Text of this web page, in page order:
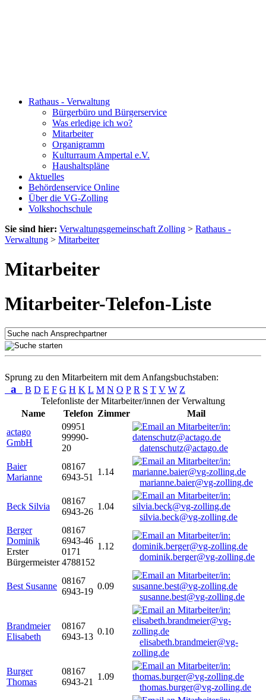
Rathaus - Verwaltung
Bürgerbüro und Bürgerservice
Was erledige ich wo?
Mitarbeiter
Organigramm
Kulturraum Ampertal e.V.
Haushaltspläne
Aktuelles
Behördenservice Online
Über die VG-Zolling
Volkshochschule
Sie sind hier: Verwaltungsgemeinschaft Zolling > Rathaus -
Verwaltung > Mitarbeiter
Mitarbeiter
Mitarbeiter-Telefon-Liste
Sprung zu den Mitarbeitern mit dem Anfangsbuchstaben:
a B D E F G H K L M N O P R S T V W Z
Telefonliste der Mitarbeiter/innen der Verwaltung
Name
Telefon Zimmer
Mail
actago
GmbH
09951
99990-
20
datenschutz@actago.de
Baier
Marianne
08167
6943-51
1.14
marianne.baier@vg-zolling.de
Beck Silvia
08167
6943-26
1.04
silvia.beck@vg-zolling.de
Berger
Dominik
Erster
Bürgermeister
08167
6943-46
0171
4788152
1.12
dominik.berger@vg-zolling.de
Best Susanne
08167
6943-19
0.09
susanne.best@vg-zolling.de
Brandmeier
Elisabeth
08167
6943-13
0.10
elisabeth.brandmeier@vg-
zolling.de
Burger
Thomas
08167
6943-21
1.09
thomas.burger@vg-zolling.de